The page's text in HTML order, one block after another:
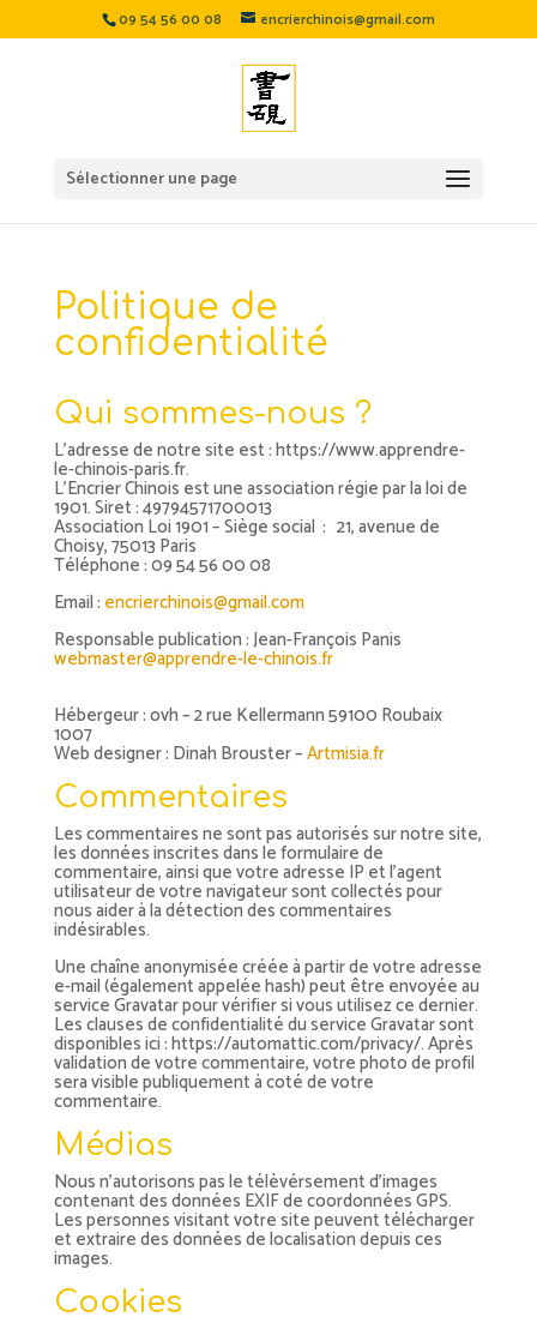
09 54 56 00 08 encrierchinois@gmail.com
Sélectionner une page
Politique de
confidentialité
Qui sommes-nous ?
L’adresse de notre site est : https://www.apprendre-
le-chinois-paris.fr.
L’Encrier Chinois est une association régie par la loi de
1901. Siret : 49794571700013
Association Loi 1901 – Siège social : 21, avenue de
Choisy, 75013 Paris
Téléphone : 09 54 56 00 08
Email : encrierchinois@gmail.com
Responsable publication : Jean-François Panis
webmaster@apprendre-le-chinois.fr
Hébergeur : ovh – 2 rue Kellermann 59100 Roubaix
1007
Web designer : Dinah Brouster –Artmisia.fr
Commentaires
Les commentaires ne sont pas autorisés sur notre site,
les données inscrites dans le formulaire de
commentaire, ainsi que votre adresse IP et l’agent
utilisateur de votre navigateur sont collectés pour
nous aider à la détection des commentaires
indésirables.
Une chaîne anonymisée créée à partir de votre adresse
e-mail (également appelée hash) peut être envoyée au
service Gravatar pour vérifier si vous utilisez ce dernier.
Les clauses de confidentialité du service Gravatar sont
disponibles ici : https://automattic.com/privacy/. Après
validation de votre commentaire, votre photo de profil
sera visible publiquement à coté de votre
commentaire.
Médias
Nous n’autorisons pas le télèvérsement d’images
contenant des données EXIF de coordonnées GPS.
Les personnes visitant votre site peuvent télécharger
et extraire des données de localisation depuis ces
images.
Cookies